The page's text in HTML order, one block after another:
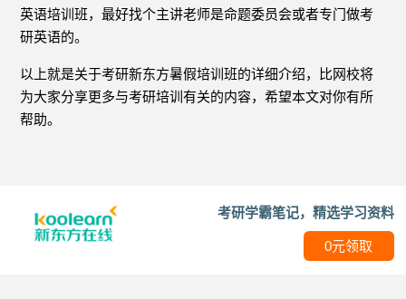
英语培训班，最好找个主讲老师是命题委员会或者专门做考
研英语的。
以上就是关于考研新东方暑假培训班的详细介绍，比网校将
为大家分享更多与考研培训有关的内容，希望本文对你有所
帮助。
考研学霸笔记，精选学习资料
0元领取